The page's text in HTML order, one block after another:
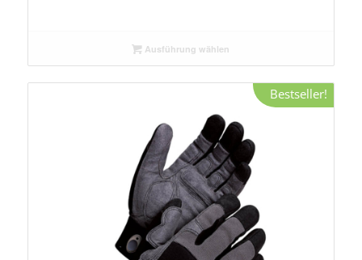
Ausführung wählen
Bestseller!